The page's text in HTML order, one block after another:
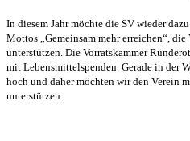
In diesem Jahr möchte die SV wieder
Mottos „Gemeinsam mehr erreichen“,
unterstützen. Die Vorratskammer
mit Lebensmittelspenden. Gerade in der
hoch und daher möchten wir den Verein
unterstützen.